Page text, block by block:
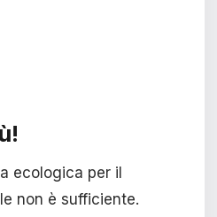
ecologica per il
non è sufficiente.